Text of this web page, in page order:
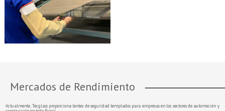
Mercados de Rendimiento
Actualmente, Tecglass proporciona lentes de seguridad templados para empresas en los sectores de automoción y